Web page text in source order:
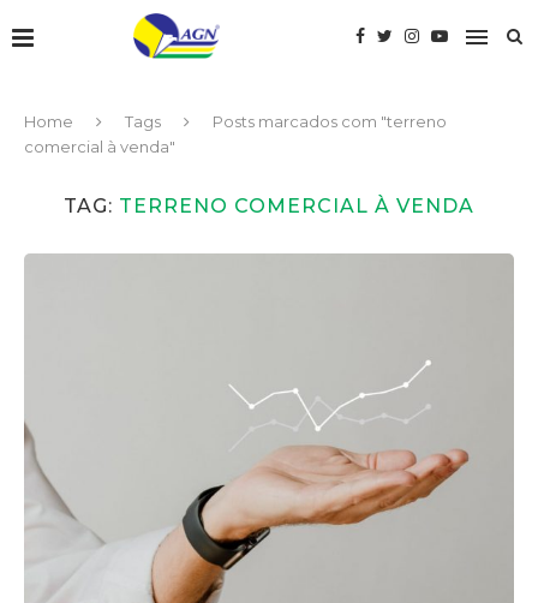
Home Tags
Posts marcados com "terreno
comercial à venda"
TAG: TERRENO COMERCIAL À VENDA